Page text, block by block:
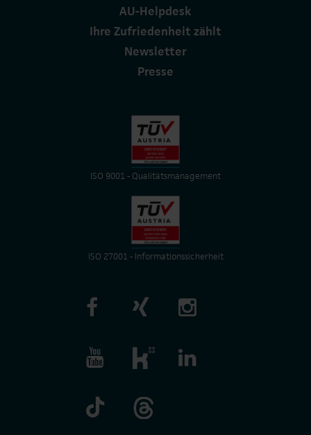
AU-Helpdesk
Ihre Zufriedenheit zählt
Newsletter
Presse
ISO 9001 - Qualitätsmanagement
ISO 27001 - Informationssicherheit